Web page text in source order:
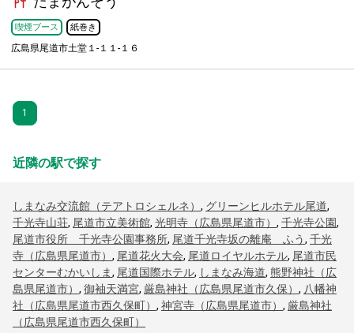
喫煙ブース 紙巻き
広島県尾道市土堂１-１１-１６
1
近隣の駅で探す
しまなみ交流館（テアトロシェルネ） , グリーンヒルホテル尾道,
千光寺山荘, 尾道市立美術館, 光明寺（広島県尾道市） , 千光寺公園,
尾道市役所 千光寺公園事務所, 尾道千光寺坂の離庵 ふう, 千光
寺（広島県尾道市） , 尾道花火大会, 尾道ロイヤルホテル, 尾道市民
センターむかいしま, 尾道国際ホテル, しまなみ海道, 熊野神社（広
島県尾道市） , 御袖天満宮, 厳島神社（広島県尾道市久保） , 八幡神
社（広島県尾道市西久保町） , 神宮寺（広島県尾道市） , 厳島神社
（広島県尾道市西久保町）